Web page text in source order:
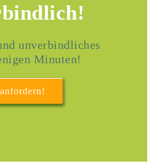
unverbindliches
Minuten!